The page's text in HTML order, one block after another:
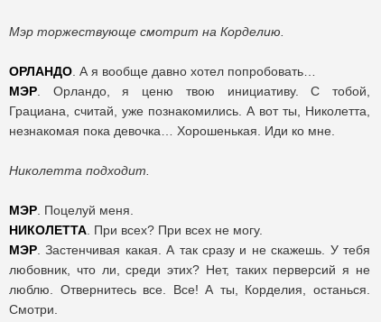
Мэр торжествующе смотрит на Корделию.
ОРЛАНДО . А я вообще давно хотел попробовать…
МЭР . Орландо, я ценю твою инициативу. С тобой,
Грациана, считай, уже познакомились. А вот ты, Николетта,
незнакомая пока девочка… Хорошенькая. Иди ко мне.
Николетта подходит.
МЭР . Поцелуй меня.
НИКОЛЕТТА . При всех? При всех не могу.
МЭР . Застенчивая какая. А так сразу и не скажешь. У тебя
любовник, что ли, среди этих? Нет, таких перверсий я не
люблю. Отвернитесь все. Все! А ты, Корделия, останься.
Смотри.